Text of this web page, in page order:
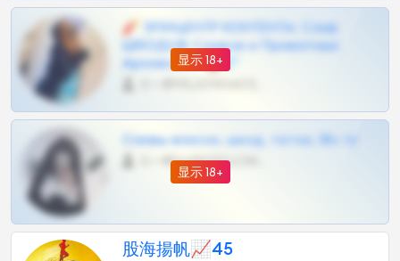
显示 18+
🧨 ЭПИЦЕНТР КОНТЕНТА: Слив
ШКОДОВ Сливов и Приватных
Архивов ТГ 🔞💎
显示 18+
Сливы вписок, шкод, теток, 18+ тг
股海揚帆📈45